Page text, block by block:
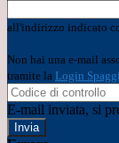
all'indirizzo indicato
Non hai una e-mail
tramite la Login
E-mail inviata, si